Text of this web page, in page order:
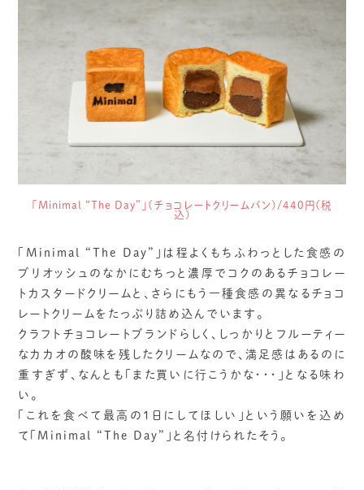
「Minimal “The Day”」(チョコレートクリームパン)/440円(税
込)
「Minimal “The Day”」は程よくもちふわっとした食感の
ブリオッシュのなかにむちっと濃厚でコクのあるチョコレー
トカスタードクリームと、さらにもう一種食感の異なるチョコ
レートクリームをたっぷり詰め込んでいます。
クラフトチョコレートブランドらしく、しっかりとフルーティー
なカカオの酸味を残したクリームなので、満足感はあるのに
重すぎず、なんとも「また買いに行こうかな・・・」となる味わ
い。
「これを食べて最高の1日にしてほしい」という願いを込め
て「Minimal “The Day”」と名付けられたそう。